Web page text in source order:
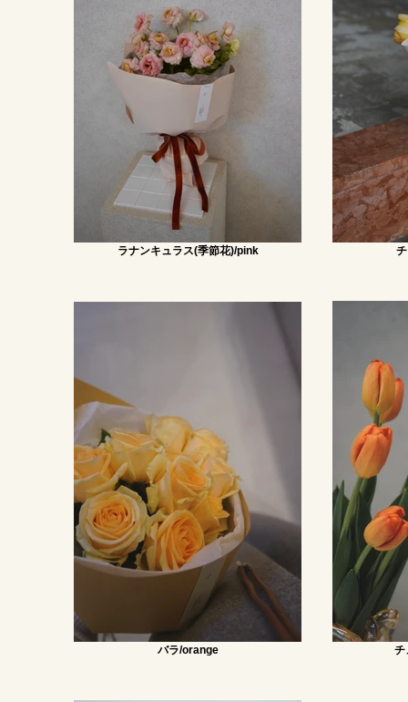
ラナンキュラス(季節花)/pink
バラ/orange チ